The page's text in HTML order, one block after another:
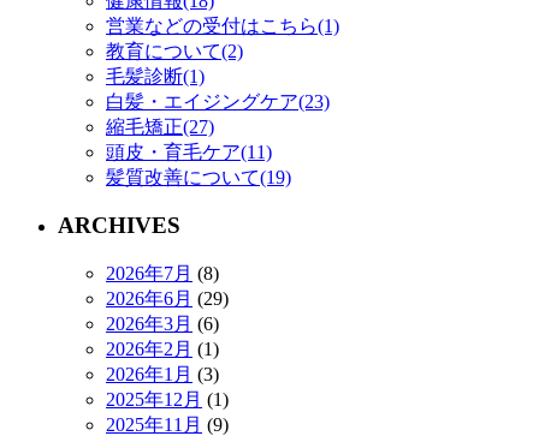
営業などの受付はこちら(1)
教育について(2)
毛髪診断(1)
白髪・エイジングケア(23)
縮毛矯正(27)
頭皮・育毛ケア(11)
髪質改善について(19)
ARCHIVES
2026年7月 (8)
2026年6月 (29)
2026年3月 (6)
2026年2月 (1)
2026年1月 (3)
2025年12月 (1)
2025年11月 (9)